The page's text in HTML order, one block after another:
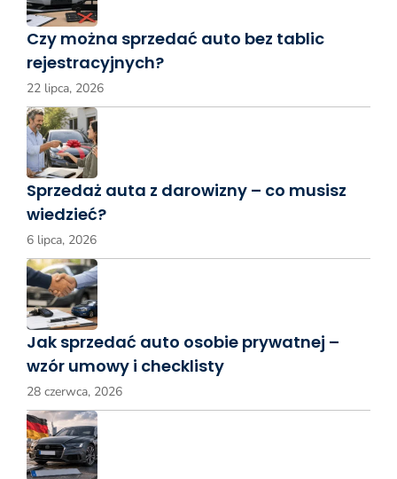
Czy można sprzedać auto bez tablic
rejestracyjnych?
22 lipca, 2026
Sprzedaż auta z darowizny – co musisz
wiedzieć?
6 lipca, 2026
Jak sprzedać auto osobie prywatnej –
wzór umowy i checklisty
28 czerwca, 2026